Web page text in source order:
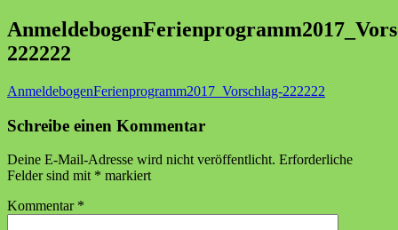
222222
AnmeldebogenFerienprogramm2017_Vorschlag-222222
Schreibe einen Kommentar
Deine E-Mail-Adresse wird nicht veröffentlicht. Erforderliche
Felder sind mit * markiert
Kommentar *